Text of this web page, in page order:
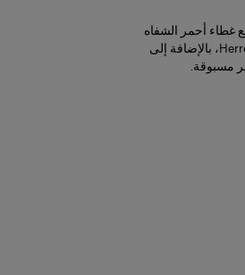
أحمر الشفاه
Fabulous Summer الجديد من مجموعة Herrera Beauty، بالإضافة إلى
مسبوقة.